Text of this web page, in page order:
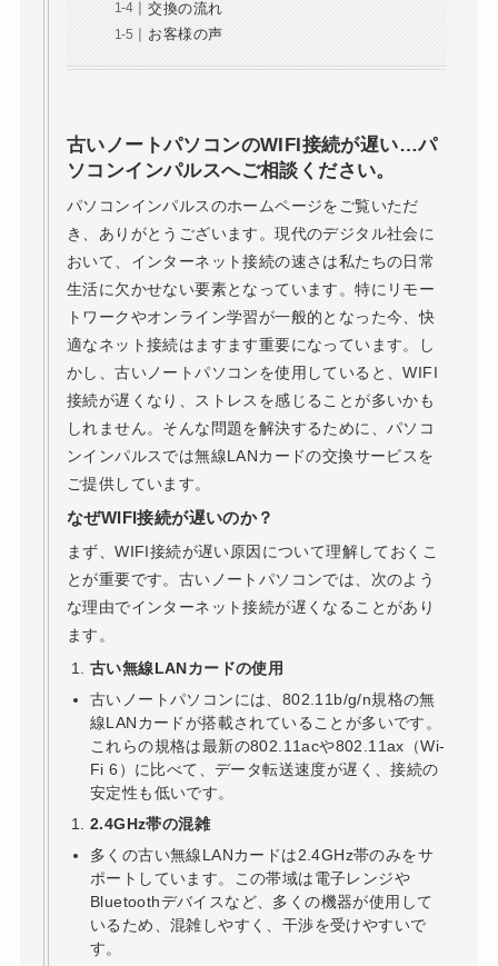
交換の流れ
お客様の声
古いノートパソコンのWIFI接続が遅い…パ
ソコンインパルスへご相談ください。
パソコンインパルスのホームページをご覧いただ
き、ありがとうございます。現代のデジタル社会に
おいて、インターネット接続の速さは私たちの日常
生活に欠かせない要素となっています。特にリモー
トワークやオンライン学習が一般的となった今、快
適なネット接続はますます重要になっています。し
かし、古いノートパソコンを使用していると、WIFI
接続が遅くなり、ストレスを感じることが多いかも
しれません。そんな問題を解決するために、パソコ
ンインパルスでは無線LANカードの交換サービスを
ご提供しています。
なぜWIFI接続が遅いのか？
まず、WIFI接続が遅い原因について理解しておくこ
とが重要です。古いノートパソコンでは、次のよう
な理由でインターネット接続が遅くなることがあり
ます。
古い無線LANカードの使用
古いノートパソコンには、802.11b/g/n規格の無
線LANカードが搭載されていることが多いです。
これらの規格は最新の802.11acや802.11ax（Wi-
Fi 6）に比べて、データ転送速度が遅く、接続の
安定性も低いです。
2.4GHz帯の混雑
多くの古い無線LANカードは2.4GHz帯のみをサ
ポートしています。この帯域は電子レンジや
Bluetoothデバイスなど、多くの機器が使用して
いるため、混雑しやすく、干渉を受けやすいで
す。